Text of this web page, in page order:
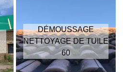
DÉMOUSSAGE
NETTOYAGE DE TUILE
60